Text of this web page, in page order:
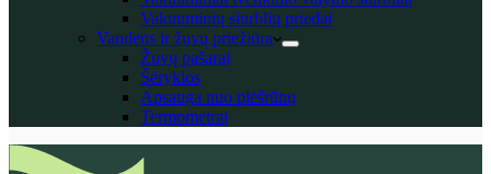
Vakuuminių siurblių priedai
Vandens ir žuvų priežiūra
Žuvų pašarai
Šėryklos
Apsauga nuo plėšrūnų
Termometrai